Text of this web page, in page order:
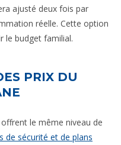
ajusté deux fois par
réelle. Cette option
le budget familial.
PRIX DU
le même niveau de
de sécurité et de plans